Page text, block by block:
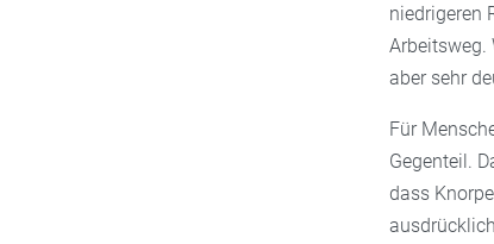
niedrigeren
Arbeitsweg.
aber sehr
Für
Gegenteil.
dass